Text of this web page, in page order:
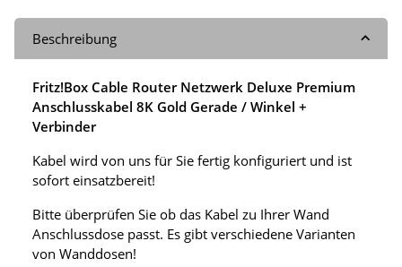
Beschreibung
Fritz!Box Cable Router Netzwerk Deluxe Premium
Anschlusskabel 8K Gold Gerade / Winkel +
Verbinder
Kabel wird von uns für Sie fertig konfiguriert und ist
sofort einsatzbereit!
Bitte überprüfen Sie ob das Kabel zu Ihrer Wand
Anschlussdose passt. Es gibt verschiedene Varianten
von Wanddosen!